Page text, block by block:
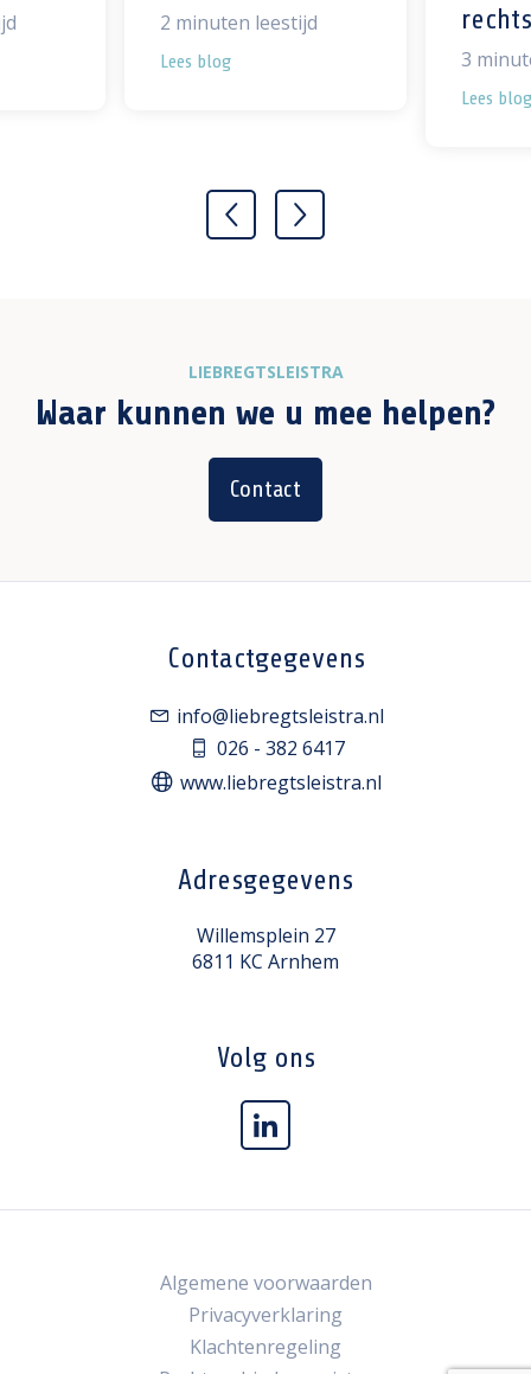
2 minuten leestijd
Lees blog 3
Lees blog
LIEBREGTSLEISTRA
Waar kunnen we u mee helpen?
Contact
Contactgegevens
info@liebregtsleistra.nl
026 - 382 6417
www.liebregtsleistra.nl
Adresgegevens
Willemsplein 27
6811 KC Arnhem
Volg ons
Algemene voorwaarden
Privacyverklaring
Klachtenregeling